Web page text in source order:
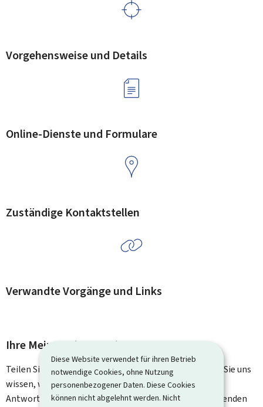
Diese Website verwendet für ihren Betrieb
notwendige Cookies, ohne Nutzung
personenbezogener Daten. Diese Cookies
können nicht abgelehnt werden. Nicht
Vorgehensweise und Details
Online-Dienste und Formulare
Zuständige Kontaktstellen
Verwandte Vorgänge und Links
Ihre Meinung interessiert uns
Teilen Sie uns Ihre Meinung zu dieser Seite mit. Lassen Sie uns
wissen, was wir verbessern können. Sie erhalten keine
Antwort auf Ihr Feedback. Für spezifische Fragen verwenden